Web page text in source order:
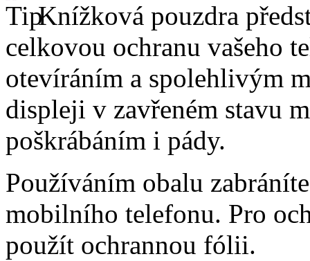
Knížková pouzdra
celkovou ochranu vašeho
otevíráním a spolehlivým
displeji v zavřeném stavu
poškrábáním i pády.
Používáním obalu
mobilního telefonu. Pro
použít ochrannou fólii.